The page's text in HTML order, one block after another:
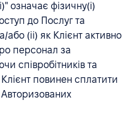
означає фізичну(і)
до Послуг та
або (ii) як Клієнт активно
персонал за
співробітників та
повинен сплатити
Авторизованих